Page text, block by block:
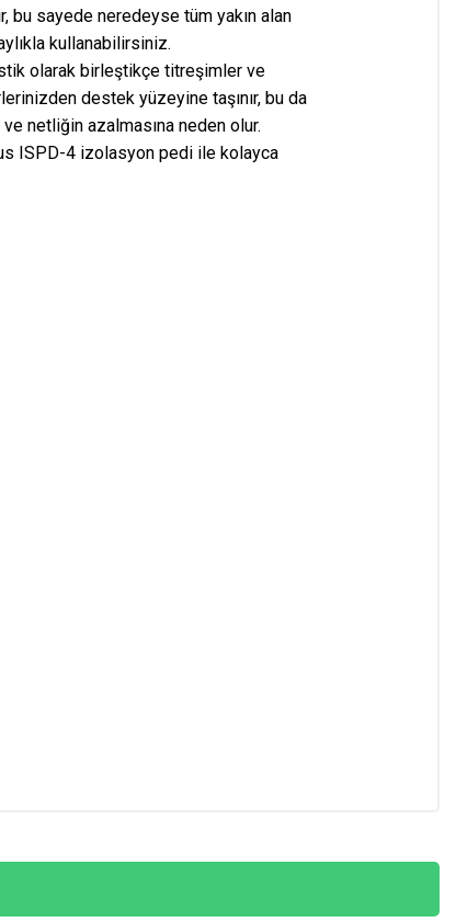
bu sayede neredeyse tüm yakın alan
kullanabilirsiniz.
olarak birleştikçe titreşimler ve
destek yüzeyine taşınır, bu da
netliğin azalmasına neden olur.
ISPD-4 izolasyon pedi ile kolayca